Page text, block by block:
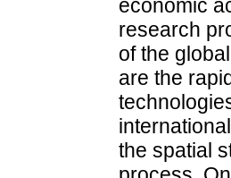
economic
research
of the
are the
the spatial